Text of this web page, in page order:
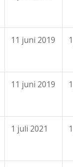
11 juni 2019
11 juni 2019
1 juli 2021